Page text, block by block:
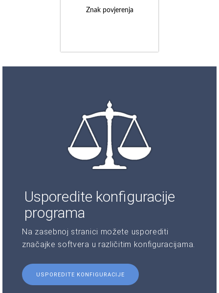
Znak povjerenja
Usporedite konfiguracije
programa
Na zasebnoj stranici možete usporediti
značajke softvera u različitim konfiguracijama.
USPOREDITE KONFIGURACIJE